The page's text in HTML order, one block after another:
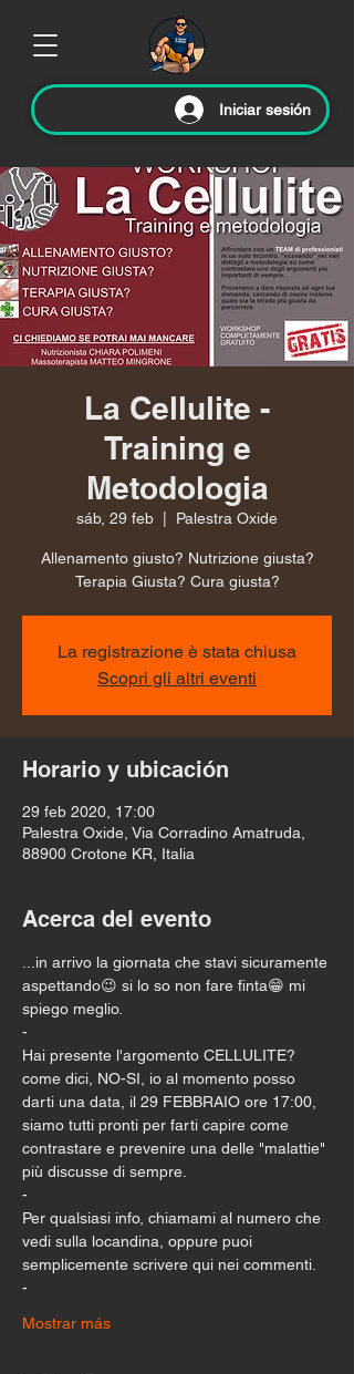
Iniciar sesión
La Cellulite -
Training e
Metodologia
sáb, 29 feb Palestra Oxide
Allenamento giusto? Nutrizione giusta?
Terapia Giusta? Cura giusta?
La registrazione è stata chiusa
Scopri gli altri eventi
Horario y ubicación
29 feb 2020, 17:00
Palestra Oxide, Via Corradino Amatruda,
88900 Crotone KR, Italia
Acerca del evento
...in arrivo la giornata che stavi sicuramente
aspettando😉 si lo so non fare finta😁 mi
spiego meglio.
-
Hai presente l'argomento CELLULITE?
come dici, NO-SI, io al momento posso
darti una data, il 29 FEBBRAIO ore 17:00,
siamo tutti pronti per farti capire come
contrastare e prevenire una delle "malattie"
più discusse di sempre.
-
Per qualsiasi info, chiamami al numero che
vedi sulla locandina, oppure puoi
semplicemente scrivere qui nei commenti.
-
Mostrar más